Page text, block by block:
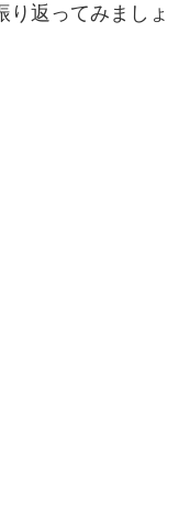
り返ってみましょ